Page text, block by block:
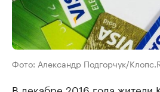
Фото: Александр Подгорчук/